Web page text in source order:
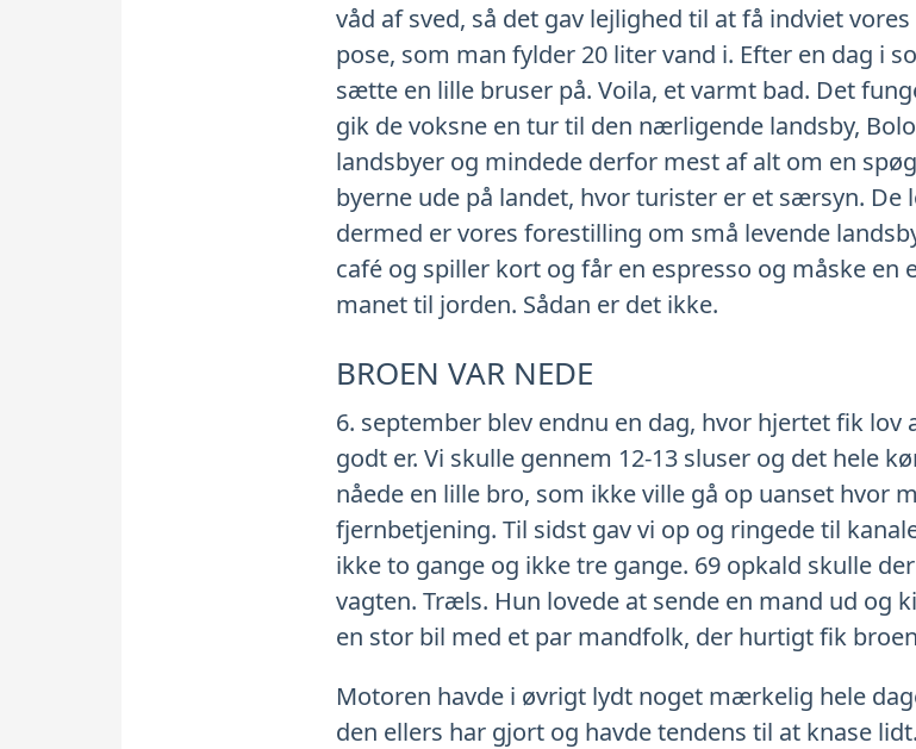
våd af sved, så det gav lejlighed til at få indviet
pose, som man fylder 20 liter vand i. Efter en dag i
sætte en lille bruser på. Voila, et varmt bad. Det
gik de voksne en tur til den nærligende landsby,
landsbyer og mindede derfor mest af alt om en
byerne ude på landet, hvor turister er et særsyn. De
dermed er vores forestilling om små levende
café og spiller kort og får en espresso og måske en
manet til jorden. Sådan er det ikke.
BROEN VAR NEDE
6. september blev endnu en dag, hvor hjertet fik
godt er. Vi skulle gennem 12-13 sluser og det hele
nåede en lille bro, som ikke ville gå op uanset hvor
fjernbetjening. Til sidst gav vi op og ringede til
ikke to gange og ikke tre gange. 69 opkald skulle
vagten. Træls. Hun lovede at sende en mand ud og
en stor bil med et par mandfolk, der hurtigt fik
Motoren havde i øvrigt lydt noget mærkelig hele
den ellers har gjort og havde tendens til at knase